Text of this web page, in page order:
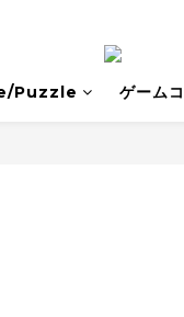
Puzzle ゲーム